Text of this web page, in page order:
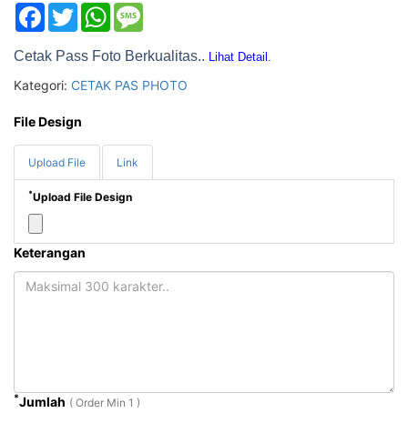
Facebook
TwitterWhatsApp
Cetak Pass Foto Berkualitas.. Lihat Detail.
Kategori: CETAK PAS PHOTO
File Design
Upload File Link
*Upload File Design
Keterangan
*Jumlah ( Order Min 1 )